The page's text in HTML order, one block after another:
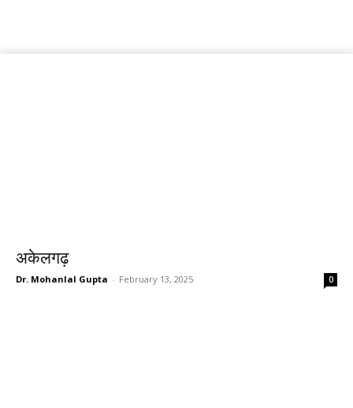
अकेलगढ़
Dr. Mohanlal Gupta - February 13, 2025 0